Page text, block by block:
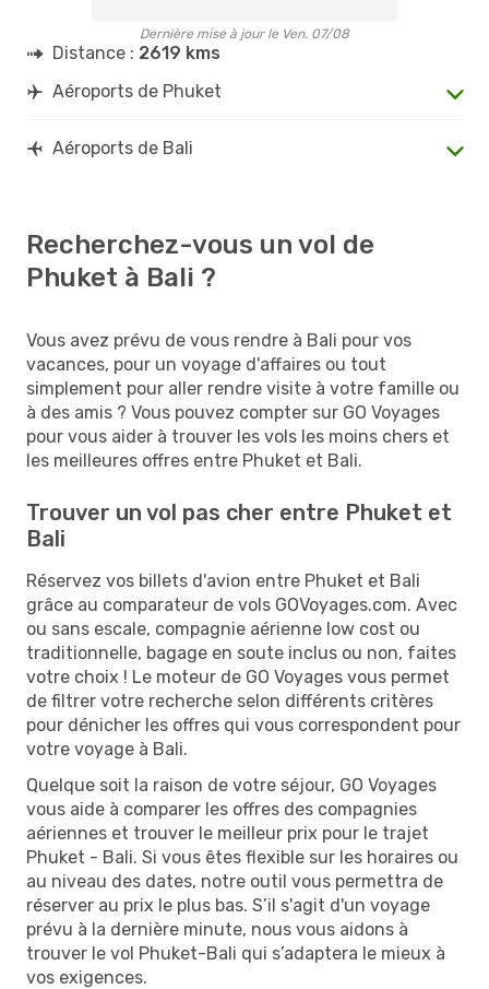
Dernière mise à jour le Ven. 07/08
Distance : 2619 kms
Aéroports de Phuket
Aéroports de Bali
Recherchez-vous un vol de
Phuket à Bali ?
Vous avez prévu de vous rendre à Bali pour vos
vacances, pour un voyage d'affaires ou tout
simplement pour aller rendre visite à votre famille ou
à des amis ? Vous pouvez compter sur GO Voyages
pour vous aider à trouver les vols les moins chers et
les meilleures offres entre Phuket et Bali.
Trouver un vol pas cher entre Phuket et
Bali
Réservez vos billets d'avion entre Phuket et Bali
grâce au comparateur de vols GOVoyages.com. Avec
ou sans escale, compagnie aérienne low cost ou
traditionnelle, bagage en soute inclus ou non, faites
votre choix ! Le moteur de GO Voyages vous permet
de filtrer votre recherche selon différents critères
pour dénicher les offres qui vous correspondent pour
votre voyage à Bali.
Quelque soit la raison de votre séjour, GO Voyages
vous aide à comparer les offres des compagnies
aériennes et trouver le meilleur prix pour le trajet
Phuket - Bali. Si vous êtes flexible sur les horaires ou
au niveau des dates, notre outil vous permettra de
réserver au prix le plus bas. S’il s'agit d'un voyage
prévu à la dernière minute, nous vous aidons à
trouver le vol Phuket-Bali qui s’adaptera le mieux à
vos exigences.